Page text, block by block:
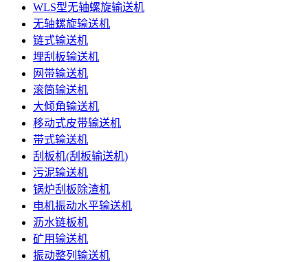
WLS型无轴螺旋输送机
无轴螺旋输送机
链式输送机
埋刮板输送机
网带输送机
滚筒输送机
大倾角输送机
移动式皮带输送机
带式输送机
刮板机(刮板输送机)
污泥输送机
锅炉刮板除渣机
电机振动水平输送机
沥水链板机
矿用输送机
振动整列输送机